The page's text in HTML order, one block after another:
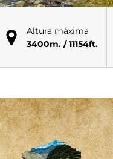
Altura máxima
3400m. / 11154ft.